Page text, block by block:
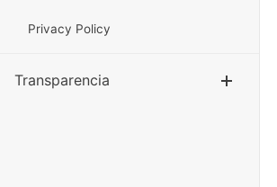
Privacy Policy
Transparencia